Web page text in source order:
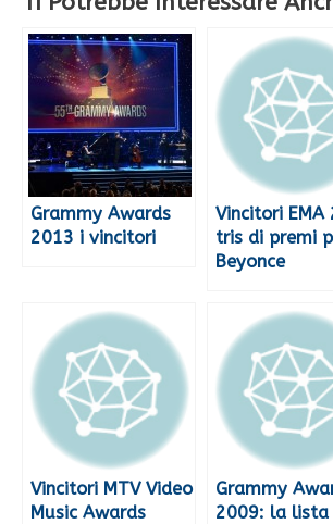
Grammy Awards
2013 i vincitori
Vincitori EMA
tris di premi
Beyonce
Vincitori MTV Video
Music Awards
Grammy
2009: la lista